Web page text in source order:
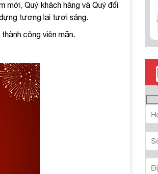
mới, Quý khách hàng và Quý đối
tương lai tươi sáng.
công viên mãn.